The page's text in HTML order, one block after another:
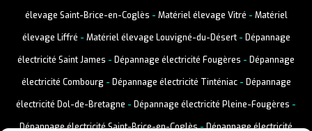
élevage Saint-Brice-en-Coglès - Matériel élevage Vitré - Matériel
élevage Liffré - Matériel élevage Louvigné-du-Désert- Dépannage
électricité Saint James - Dépannage électricité Fougères - Dépannage
électricité Combourg - Dépannage électricité Tinténiac- Dépannage
électricité Dol-de-Bretagne - Dépannage électricité Pleine-Fougères -
Dépannage électricité Saint-Brice-en-Coglès-Dépannage électricité